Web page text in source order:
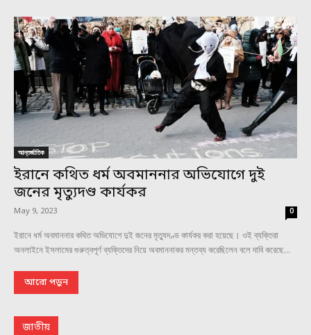
আন্তর্জাতিক
ইরানে কথিত ধর্ম অবমাননার অভিযোগে দুই
জনের মৃত্যুদণ্ড কার্যকর
May 9, 2023 0
ইরানে ধর্ম অবমাননার কথিত অভিযোগে দুই জনের মৃত্যুদণ্ড কার্যকর করা হয়েছে। ওই ব্যক্তিরা
অনলাইনে ইসলামের গুরুত্বপূর্ণ ব্যক্তিদের নিয়ে অবমাননাকর মন্তব্য করেছিলেন বলে দাবি করেছে...
আরো পড়ুন
জাতীয়